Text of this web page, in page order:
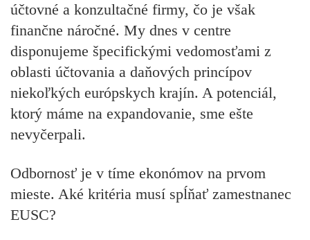
účtovné a konzultačné firmy, čo je však
finančne náročné. My dnes v centre
disponujeme špecifickými vedomosťami z
oblasti účtovania a daňových princípov
niekoľkých európskych krajín. A potenciál,
ktorý máme na expandovanie, sme ešte
nevyčerpali.
Odbornosť je v tíme ekonómov na prvom
mieste. Aké kritéria musí spĺňať zamestnanec
EUSC?